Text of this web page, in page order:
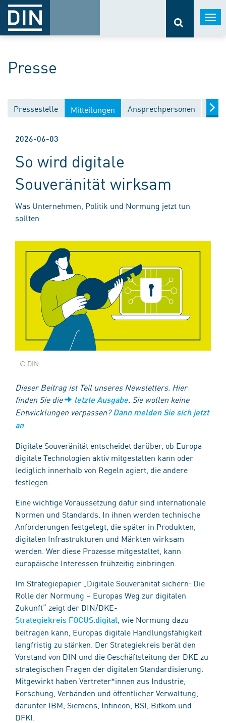
Presse
Pressestelle Mitteilungen Ansprechpersonen
2026-06-03
So wird digitale
Souveränität wirksam
Was Unternehmen, Politik und Normung jetzt tun
sollten
© DIN
Dieser Beitrag ist Teil unseres Newsletters. Hier
finden Sie die
letzte Ausgabe. Sie wollen keine
Entwicklungen verpassen? Dann melden Sie sich jetzt
an
Digitale Souveränität entscheidet darüber, ob Europa
digitale Technologien aktiv mitgestalten kann oder
lediglich innerhalb von Regeln agiert, die andere
festlegen.
Eine wichtige Voraussetzung dafür sind internationale
Normen und Standards. In ihnen werden technische
Anforderungen festgelegt, die später in Produkten,
digitalen Infrastrukturen und Märkten wirksam
werden. Wer diese Prozesse mitgestaltet, kann
europäische Interessen frühzeitig einbringen.
Im Strategiepapier „Digitale Souveränität sichern: Die
Rolle der Normung – Europas Weg zur digitalen
Zukunft“ zeigt der DIN/DKE-
Strategiekreis FOCUS.digital , wie Normung dazu
beitragen kann, Europas digitale Handlungsfähigkeit
langfristig zu stärken. Der Strategiekreis berät den
Vorstand von DIN und die Geschäftsleitung der DKE zu
strategischen Fragen der digitalen Standardisierung.
Mitgewirkt haben Vertreter*innen aus Industrie,
Forschung, Verbänden und öffentlicher Verwaltung,
darunter IBM, Siemens, Infineon, BSI, Bitkom und
DFKI.